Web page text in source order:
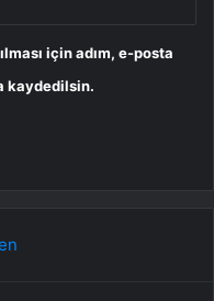
için adım, e-posta
kaydedilsin.